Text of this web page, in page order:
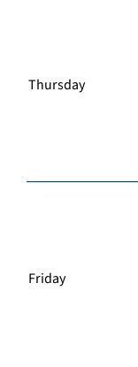
Thursday
Friday